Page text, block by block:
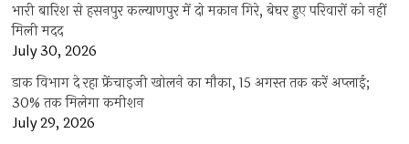
भारी बारिश से हसनपुर कल्याणपुर में दो मकान गिरे, बेघर हुए परिवारों को नहीं
मिली मदद
July 30, 2026
डाक विभाग दे रहा फ्रेंचाइजी खोलने का मौका, 15 अगस्त तक करें अप्लाई;
30% तक मिलेगा कमीशन
July 29, 2026